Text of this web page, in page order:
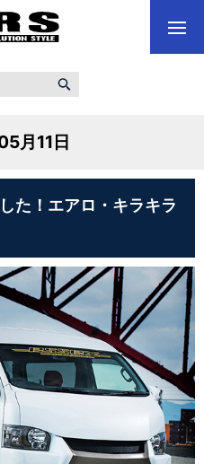
月11日
た！エアロ・キラキラ